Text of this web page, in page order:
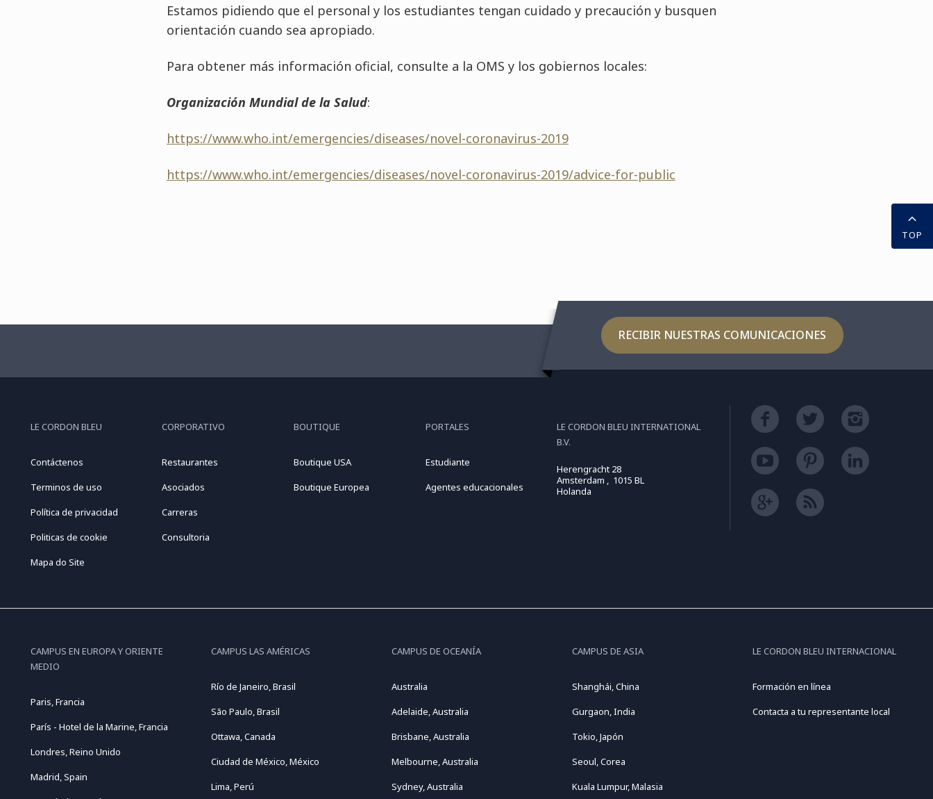
Estamos pidiendo que el personal y los estudiantes tengan cuidado y precaución y busquen
orientación cuando sea apropiado.
Para obtener más información oficial, consulte a la OMS y los gobiernos locales:
Organización Mundial de la Salud:
https://www.who.int/emergencies/diseases/novel-coronavirus-2019
https://www.who.int/emergencies/diseases/novel-coronavirus-2019/advice-for-public
RECIBIR NUESTRAS COMUNICACIONES
TOP
LE CORDON BLEU
Contáctenos
Terminos de uso
Política de privacidad
Politicas de cookie
Mapa do Site
CORPORATIVO
Restaurantes
Asociados
Carreras
Consultoria
BOUTIQUE
Boutique USA
Boutique Europea
PORTALES
Estudiante
Agentes educacionales
LE CORDON BLEU INTERNATIONAL
B.V.
Herengracht 28
Amsterdam , 1015 BL
Holanda
CAMPUS EN EUROPA Y ORIENTE
MEDIO
Paris, Francia
París - Hotel de la Marine, Francia
Londres, Reino Unido
Madrid, Spain
CAMPUS LAS AMÉRICAS
Río de Janeiro, Brasil
São Paulo, Brasil
Ottawa, Canada
Ciudad de México, México
Lima, Perú
CAMPUS DE OCEANÍA
Australia
Adelaide, Australia
Brisbane, Australia
Melbourne, Australia
Sydney, Australia
CAMPUS DE ASIA
Shanghái, China
Gurgaon, India
Tokio, Japón
Seoul, Corea
Kuala Lumpur, Malasia
LE CORDON BLEU INTERNACIONAL
Formación en línea
Contacta a tu representante local